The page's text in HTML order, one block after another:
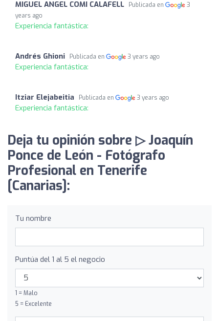
MIGUEL ANGEL COMI CALAFELL Publicada en
3
years ago
Experiencia fantástica:
Andrés Ghioni Publicada en 3 years ago
Experiencia fantástica:
Itziar Elejabeitia Publicada en 3 years ago
Experiencia fantástica:
Deja tu opinión sobre ▷ Joaquín
Ponce de León - Fotógrafo
Profesional en Tenerife
[Canarias]:
Tu nombre
Puntúa del 1 al 5 el negocio
1 = Malo
5 = Excelente